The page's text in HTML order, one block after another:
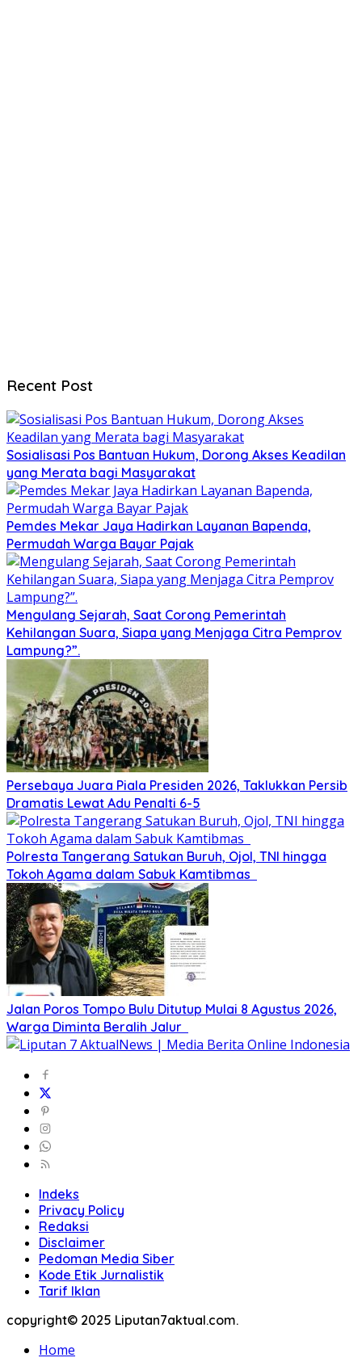
Recent Post
Sosialisasi Pos Bantuan Hukum, Dorong Akses Keadilan
yang Merata bagi Masyarakat
Pemdes Mekar Jaya Hadirkan Layanan Bapenda,
Permudah Warga Bayar Pajak
Mengulang Sejarah, Saat Corong Pemerintah
Kehilangan Suara, Siapa yang Menjaga Citra Pemprov
Lampung?”.
Persebaya Juara Piala Presiden 2026, Taklukkan Persib
Dramatis Lewat Adu Penalti 6-5
Polresta Tangerang Satukan Buruh, Ojol, TNI hingga
Tokoh Agama dalam Sabuk Kamtibmas
Jalan Poros Tompo Bulu Ditutup Mulai 8 Agustus 2026,
Warga Diminta Beralih Jalur
Indeks
Privacy Policy
Redaksi
Disclaimer
Pedoman Media Siber
Kode Etik Jurnalistik
Tarif Iklan
copyright© 2025 Liputan7aktual.com.
Home